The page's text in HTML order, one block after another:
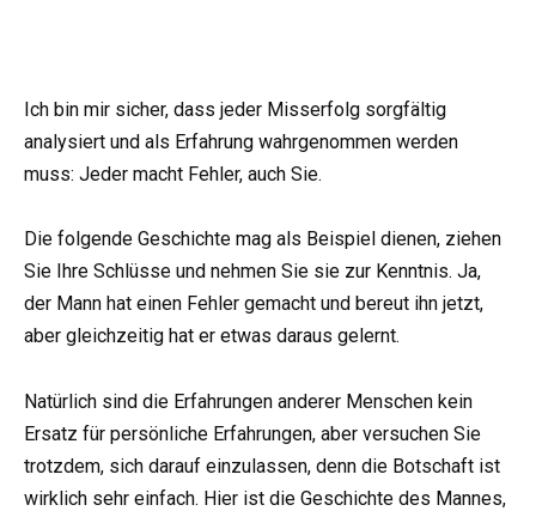
Ich bin mir sicher, dass jeder Misserfolg sorgfältig
analysiert und als Erfahrung wahrgenommen werden
muss: Jeder macht Fehler, auch Sie.
Die folgende Geschichte mag als Beispiel dienen, ziehen
Sie Ihre Schlüsse und nehmen Sie sie zur Kenntnis. Ja,
der Mann hat einen Fehler gemacht und bereut ihn jetzt,
aber gleichzeitig hat er etwas daraus gelernt.
Natürlich sind die Erfahrungen anderer Menschen kein
Ersatz für persönliche Erfahrungen, aber versuchen Sie
trotzdem, sich darauf einzulassen, denn die Botschaft ist
wirklich sehr einfach. Hier ist die Geschichte des Mannes,